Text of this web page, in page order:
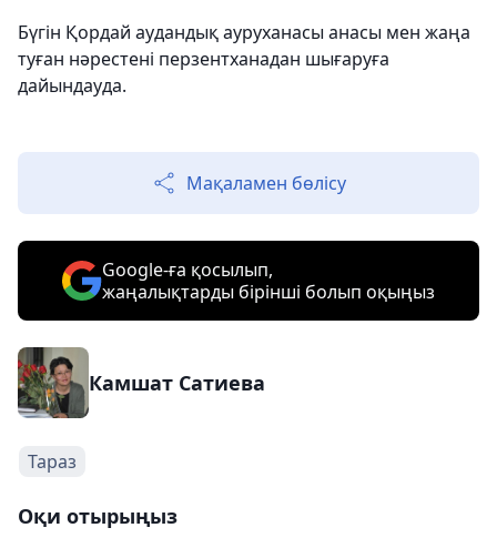
Бүгін Қордай аудандық ауруханасы анасы мен жаңа
туған нәрестені перзентханадан шығаруға
дайындауда.
Мақаламен бөлісу
Google-ға қосылып,
жаңалықтарды бірінші болып оқыңыз
Камшат Сатиева
Тараз
Оқи отырыңыз